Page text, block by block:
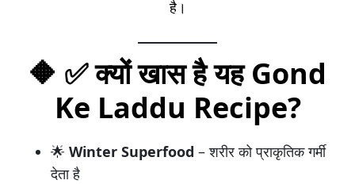
है।
🔶 ✅ क्यों खास है यह Gond
Ke Laddu Recipe?
🌟 Winter Superfood – शरीर को प्राकृतिक गर्मी
देता है